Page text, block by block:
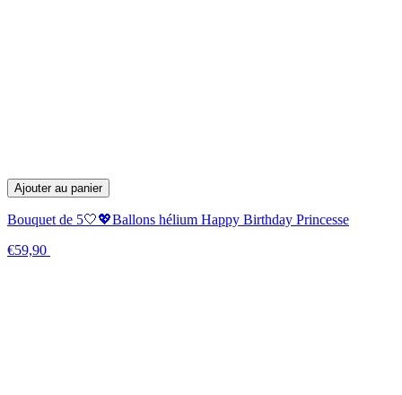
Ajouter au panier
Bouquet de 5🤍💖Ballons hélium Happy Birthday Princesse
€59,90